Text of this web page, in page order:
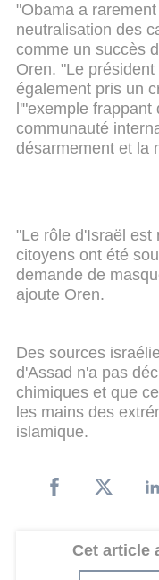
"Obama a
neutralisation des
comme un succès
Oren. "Le
également pris un
l'"exemple
communauté
désarmement et la
"Le rôle d'Israël est
citoyens ont été
demande de
ajoute Oren.
Des sources
d'Assad n'a pas
chimiques et que
les mains des
islamique.
Cet article